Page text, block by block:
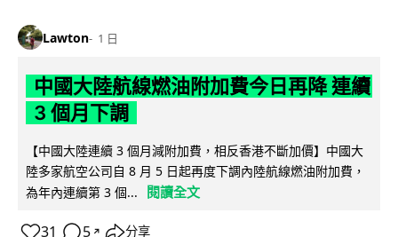
Lawton 1 日
中國大陸航線燃油附加費今日再降 連續
3 個月下調
【中國大陸連續 3 個月減附加費，相反香港不斷加價】中國大
陸多家航空公司自 8 月 5 日起再度下調內陸航線燃油附加費，
為年內連續第 3 個...
閱讀全文
31 5 ↗ 分享